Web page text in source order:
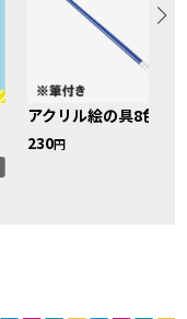
アクリル絵の具8色セ
230円